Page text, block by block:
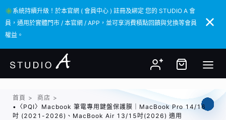
✳️系統持續升級！於本官網 ( 會員中心 ) 註冊及綁定 您的 STUDIO A 會
員，通用於實體門市 / 本官網 / APP，並可享消費積點回饋與兌換等會員
權益。
✳️系統持續升級！於本官網 ( 會員中心 ) 註冊及綁定 您的 STUDIO A 會
員，通用於實體門市 / 本官網 / APP，並可享消費積點回饋與兌換等會員
權益。
首頁 > 商店 >
•〈PQI〉Macbook 筆電專用鍵盤保護膜｜MacBook Pro 14/16
吋 (2021-2026)、MacBook Air 13/15吋(2026) 適用